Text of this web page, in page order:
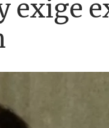
exige